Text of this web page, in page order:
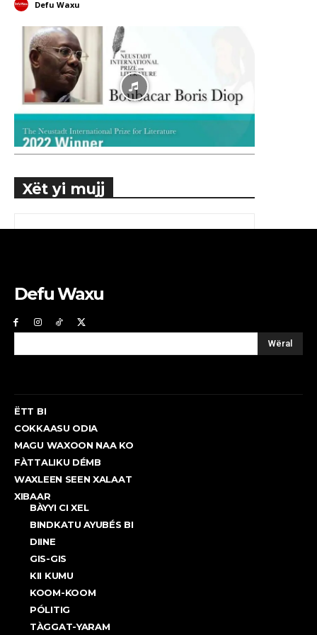
Defu Waxu
Xët yi mujj
Defu Waxu
Wëral
ËTT BI
COKKAASU ODIA
MAGU WAXOON NAA KO
FÀTTALIKU DÉMB
WAXLEEN SEEN XALAAT
XIBAAR
BÀYYI CI XEL
BINDKATU AYUBÉS BI
DIINE
GIS-GIS
KII KUMU
KOOM-KOOM
PÓLITIG
TÀGGAT-YARAM